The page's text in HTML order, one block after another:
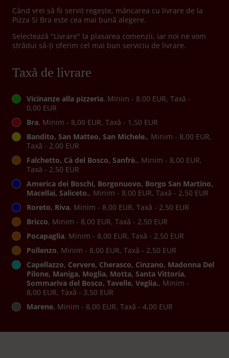
Când vrei să fii servit regește, mâncarea cu livrare de la
Pizza Si Bra este cea mai bună alegere.
Selectează "Livrare" la plasarea comenzii, iar noi ne vom
strădui să-ți oferim cel mai bun serviciu de livrare.
Taxă de livrare
Vicinanze alla pizzeria, Minim - 8,00 EUR, Taxă -
0,00 EUR
Bra, Minim - 8,00 EUR, Taxă - 1,50 EUR
Bandito, San Matteo, San Michele., Minim - 8,00 EUR,
Taxă - 2,00 EUR
Falchetto, Cà del Bosco, Sanfrè., Minim - 8,00 EUR,
Taxă - 2,50 EUR
America dei Boschi, Borgonuovo, Borgo San Martino,
Macellai, Saliceto., Minim - 8,00 EUR, Taxă - 2,50 EUR
Roreto, Riva, Minim - 8,00 EUR, Taxă - 2,50 EUR
Bricco, Minim - 8,00 EUR, Taxă - 2,50 EUR
Pocapaglia, Minim - 8,00 EUR, Taxă - 2,50 EUR
Pollenzo, Minim - 8,00 EUR, Taxă - 2,50 EUR
Capellazzo, Cervere, Cherasco, Cinzano, Madonna Del
Pilone, Maniga, Moglia, Motta, Santa Vittoria,
Sommariva del Bosco, Tavelle, Veglia., Minim -
8,00 EUR, Taxă - 3,50 EUR
Marene, Minim - 8,00 EUR, Taxă - 4,00 EUR